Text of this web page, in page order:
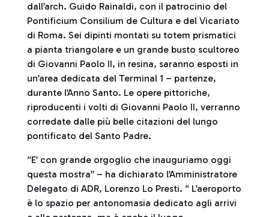
dall’arch. Guido Rainaldi, con il patrocinio del
Pontificium Consilium de Cultura e del Vicariato
di Roma. Sei dipinti montati su totem prismatici
a pianta triangolare e un grande busto scultoreo
di Giovanni Paolo II, in resina, saranno esposti in
un’area dedicata del Terminal 1 – partenze,
durante l’Anno Santo. Le opere pittoriche,
riproducenti i volti di Giovanni Paolo II, verranno
corredate dalle più belle citazioni del lungo
pontificato del Santo Padre.
“E’ con grande orgoglio che inauguriamo oggi
questa mostra” – ha dichiarato l’Amministratore
Delegato di ADR, Lorenzo Lo Presti. “ L’aeroporto
è lo spazio per antonomasia dedicato agli arrivi